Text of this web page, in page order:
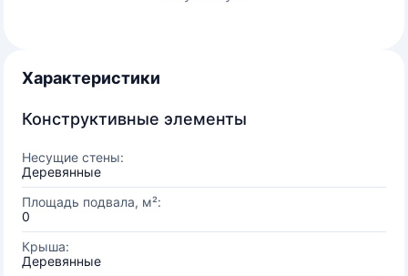
Характеристики
Конструктивные элементы
Несущие стены:
Деревянные
Площадь подвала, м²:
0
Крыша:
Деревянные